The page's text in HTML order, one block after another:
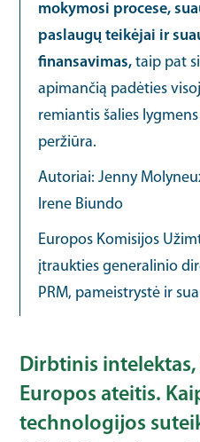
mokymosi procese,
paslaugų teikėjai ir
finansavimas, taip pat
apimančią padėties
remiantis šalies
peržiūra.
Autoriai: Jenny
Irene Biundo
Europos Komisijos
įtraukties generalinio
PRM, pameistrystė ir
Dirbtinis
Europos ateitis.
technologijos